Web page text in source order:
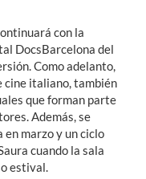
con la
DocsBarcelona del
Como adelanto,
cine italiano, también
que forman parte
Además, se
en marzo y un ciclo
cuando la sala
estival.